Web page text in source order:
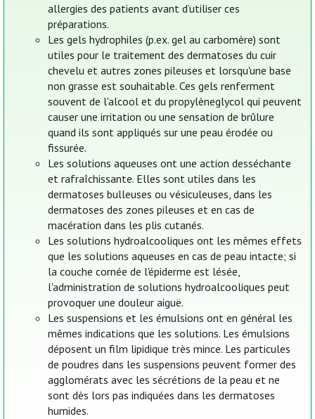
allergies des patients avant d’utiliser ces
préparations.
Les gels hydrophiles (p.ex. gel au carbomère) sont
utiles pour le traitement des dermatoses du cuir
chevelu et autres zones pileuses et lorsqu'une base
non grasse est souhaitable. Ces gels renferment
souvent de l'alcool et du propylèneglycol qui peuvent
causer une irritation ou une sensation de brûlure
quand ils sont appliqués sur une peau érodée ou
fissurée.
Les solutions aqueuses ont une action desséchante
et rafraîchissante. Elles sont utiles dans les
dermatoses bulleuses ou vésiculeuses, dans les
dermatoses des zones pileuses et en cas de
macération dans les plis cutanés.
Les solutions hydroalcooliques ont les mêmes effets
que les solutions aqueuses en cas de peau intacte; si
la couche cornée de l'épiderme est lésée,
l'administration de solutions hydroalcooliques peut
provoquer une douleur aiguë.
Les suspensions et les émulsions ont en général les
mêmes indications que les solutions. Les émulsions
déposent un film lipidique très mince. Les particules
de poudres dans les suspensions peuvent former des
agglomérats avec les sécrétions de la peau et ne
sont dès lors pas indiquées dans les dermatoses
humides.